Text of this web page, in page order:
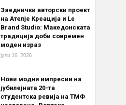
Заеднички авторски проект
на Ателје Креација и Le
Brand Studio: Македонската
традиција доби современ
моден израз
јули 16, 2026
Нови модни импресии на
јубилејната 20-та
студентска ревија на ТМФ